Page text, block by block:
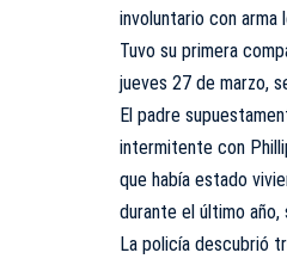
involuntario con arma
Tuvo su primera
jueves 27 de marzo,
El padre
intermitente con
que había estado
durante el último año,
La policía descubrió